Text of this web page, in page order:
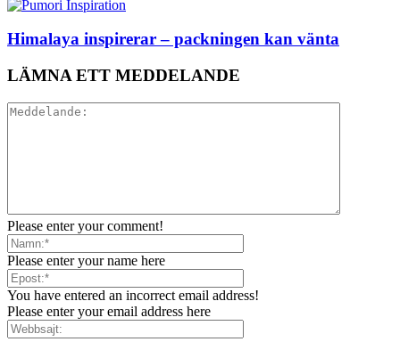
Himalaya inspirerar – packningen kan vänta
LÄMNA ETT MEDDELANDE
Please enter your comment!
Please enter your name here
You have entered an incorrect email address!
Please enter your email address here